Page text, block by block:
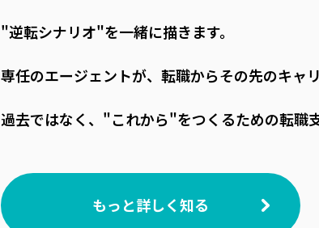
"逆転シナリオ"を一緒に描きます。
専任のエージェントが、転職からその先のキャ
過去ではなく、"これから"をつくるための転職
もっと詳しく知る